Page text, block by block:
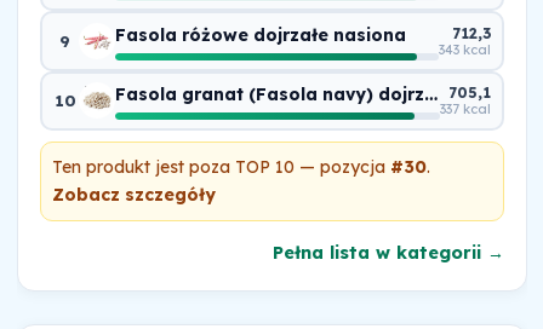
9 Fasola różowe dojrzałe nasiona 712,3
343 kcal
10 Fasola granat (Fasola navy) dojrzałe nasiona 705,1
337 kcal
Ten produkt jest poza TOP 10 — pozycja #30.
Zobacz szczegóły
Pełna lista w kategorii →